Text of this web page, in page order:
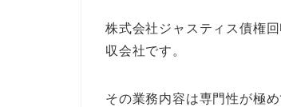
株式会社ジャスティス債権
収会社です。
その業務内容は専門性が極